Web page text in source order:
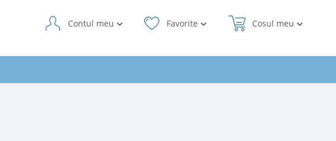
Cosul meu
Favorite
Contul meu